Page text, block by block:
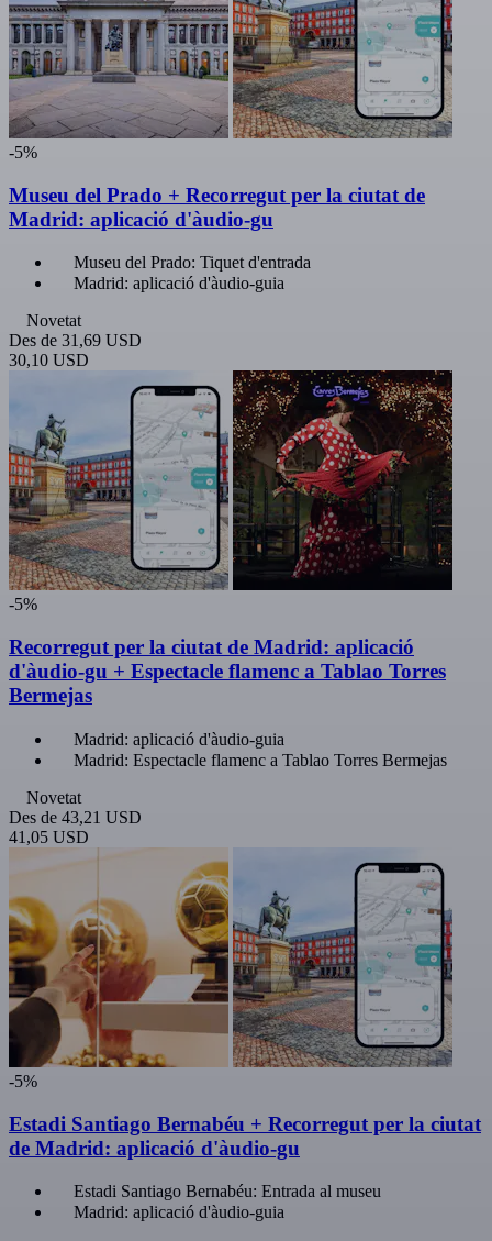
-5%
Museu del Prado + Recorregut per la ciutat de
Madrid: aplicació d'àudio-gu
Museu del Prado: Tiquet d'entrada
Madrid: aplicació d'àudio-guia
Novetat
Des de 31,69 USD
30,10 USD
-5%
Recorregut per la ciutat de Madrid: aplicació
d'àudio-gu + Espectacle flamenc a Tablao Torres
Bermejas
Madrid: aplicació d'àudio-guia
Madrid: Espectacle flamenc a Tablao Torres Bermejas
Novetat
Des de 43,21 USD
41,05 USD
-5%
Estadi Santiago Bernabéu + Recorregut per la ciutat
de Madrid: aplicació d'àudio-gu
Estadi Santiago Bernabéu: Entrada al museu
Madrid: aplicació d'àudio-guia